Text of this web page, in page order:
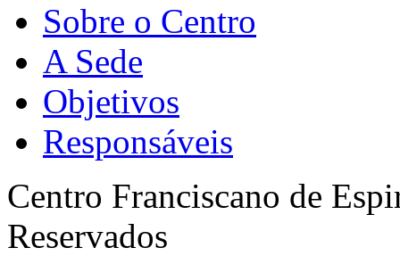
Sobre o Centro
A Sede
Objetivos
Responsáveis
Centro Franciscano de
Reservados